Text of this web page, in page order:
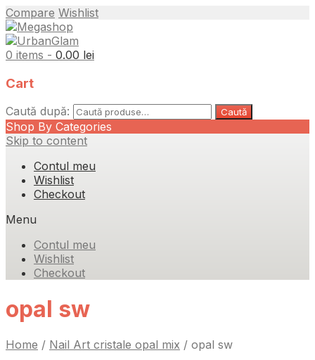
Compare Wishlist
0 items - 0.00 lei
Cart
Caută după: Caută
Shop By Categories
Skip to content
Contul meu
Wishlist
Checkout
Menu
Contul meu
Wishlist
Checkout
opal sw
Home / Nail Art cristale opal mix / opal sw